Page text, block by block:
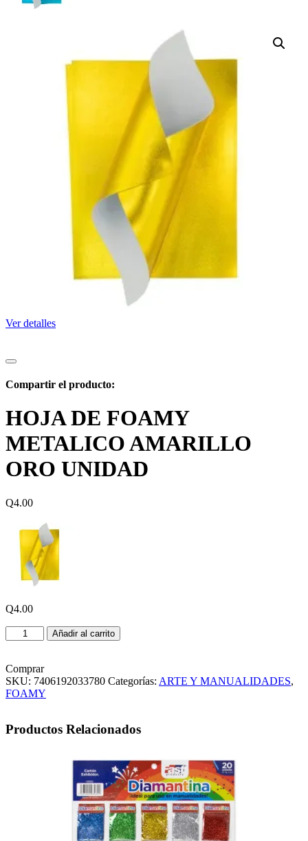
Ver detalles
Compartir el producto:
HOJA DE FOAMY
METALICO AMARILLO
ORO UNIDAD
Q4.00
Q4.00
HOJA
DE
METALICO
AMARILLO
ORO
Añadir al carrito
Comprar
SKU: 7406192033780 Categorías: ARTE Y MANUALIDADES,
FOAMY
Productos Relacionados